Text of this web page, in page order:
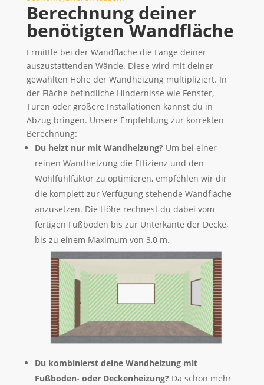
Berechnung deiner
benötigten Wandfläche
Ermittle bei der Wandfläche die Länge deiner
auszustattenden Wände. Diese wird mit deiner
gewählten Höhe der Wandheizung multipliziert. In
der Fläche befindliche Hindernisse wie Fenster,
Türen oder größere Installationen kannst du in
Abzug bringen. Unsere Empfehlung zur korrekten
Berechnung:
Du heizt nur mit Wandheizung? Um bei einer
reinen Wandheizung die Effizienz und den
Wohlfühlfaktor zu optimieren, empfehlen wir dir
die komplett zur Verfügung stehende Wandfläche
anzusetzen. Die Höhe rechnest du dabei vom
fertigen Fußboden bis zur Unterkante der Decke,
bis zu einem Maximum von 3,0 m.
Du kombinierst deine Wandheizung mit
Fußboden- oder Deckenheizung? Da schon mehr